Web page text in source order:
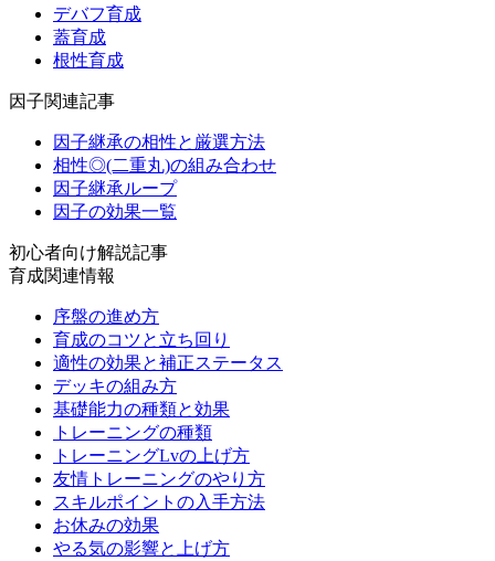
デバフ育成
蓋育成
根性育成
因子関連記事
因子継承の相性と厳選方法
相性◎(二重丸)の組み合わせ
因子継承ループ
因子の効果一覧
初心者向け解説記事
育成関連情報
序盤の進め方
育成のコツと立ち回り
適性の効果と補正ステータス
デッキの組み方
基礎能力の種類と効果
トレーニングの種類
トレーニングLvの上げ方
友情トレーニングのやり方
スキルポイントの入手方法
お休みの効果
やる気の影響と上げ方